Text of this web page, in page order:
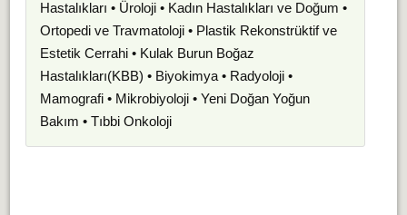
Hastalıkları • Üroloji • Kadın Hastalıkları ve Doğum •
Ortopedi ve Travmatoloji • Plastik Rekonstrüktif ve
Estetik Cerrahi • Kulak Burun Boğaz
Hastalıkları(KBB) • Biyokimya • Radyoloji •
Mamografi • Mikrobiyoloji • Yeni Doğan Yoğun
Bakım • Tıbbi Onkoloji